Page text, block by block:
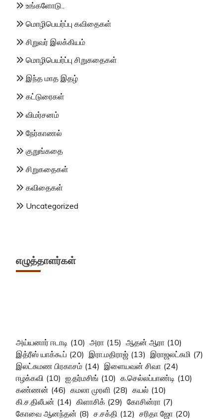
உங்களோடு..
மொழிபெயர்ப்பு கவிதைகள்
சிறுவர் இலக்கியம்
மொழிபெயர்ப்பு சிறுகதைகள்
இந்த மாத இதழ்
கட்டுரைகள்
விமர்சனம்
நேர்காணல்
குறுங்கதை
சிறுகதைகள்
கவிதைகள்
Uncategorized
எழுத்தாளர்கள்
அய்யனார் ஈடாடி (10) அரா (15) ஆதன் ஆரா (10)
இத்ரீஸ் யாக்கூப் (20) இரா.மதிராஜ் (13) இராஜலட்சுமி (7)
இலட்சுமண பிரகாசம் (14) இளையவன் சிவா (24)
ஈழக்கவி (10) ஐ.தர்மசிங் (10) க.செல்லப்பாண்டி (10)
கண்ணன் (46) கமலா முரளி (28) கயல் (10)
கி.ச.திலீபன் (14) கிளாசிக் (29) கோசின்ரா (7)
கோவை ஆனந்தன் (8) ச.சக்தி (12) சரிதா ஜோ (20)